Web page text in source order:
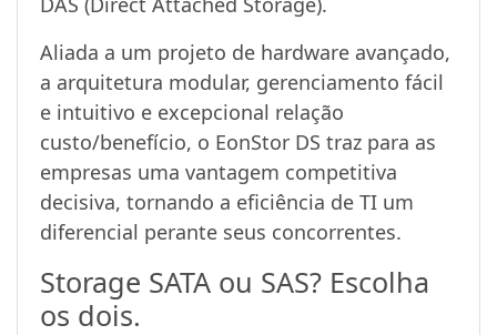
Aliada a um projeto de hardware avançado,
a arquitetura modular, gerenciamento fácil
e intuitivo e excepcional relação
custo/benefício, o EonStor DS traz para as
empresas uma vantagem competitiva
decisiva, tornando a eficiência de TI um
diferencial perante seus concorrentes.
Storage SATA ou SAS? Escolha
os dois.